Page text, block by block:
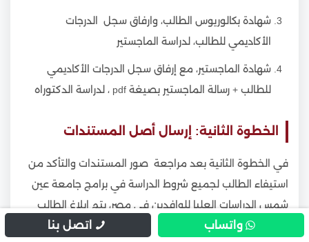
شهادة بكالوريوس الطالب، وارفاق سجل الدرجات
الأكاديمي للطالب، لدراسة الماجستير
شهادة الماجستير، مع إرفاق سجل الدرجات الأكاديمي
للطالب + رسالة الماجستير بصيغة pdf ، لدراسة الدكتوراه
الخطوة الثانية: إرسال أصل المستندات
في الخطوة الثانية بعد مراجعة صور المستندات والتأكد من
استيفاء الطالب لجميع شروط الدراسة في برامج جامعة عين
شمس الدراسات العليا للوافدين في مصر، يتم إبلاغ الطالب
بتجهيز وارسال الأصول الورقية للمستندات التالية:
واتساب اتصل بنا